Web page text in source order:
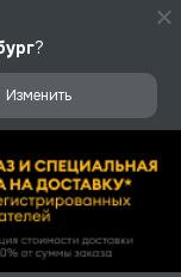
?
Изменить